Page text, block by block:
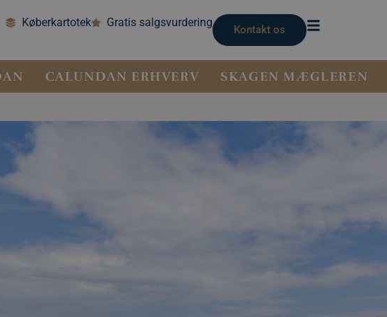
Køberkartotek Gratis salgsvurdering
Kontakt os
CALUNDAN ERHVERV SKAGEN MÆGLEREN